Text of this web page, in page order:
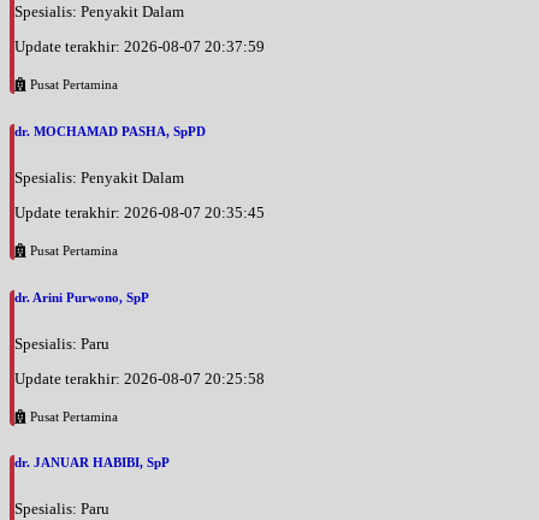
Spesialis: Penyakit Dalam
Update terakhir: 2026-08-07 20:37:59
Pusat Pertamina
dr. MOCHAMAD PASHA, SpPD
Spesialis: Penyakit Dalam
Update terakhir: 2026-08-07 20:35:45
Pusat Pertamina
dr. Arini Purwono, SpP
Spesialis: Paru
Update terakhir: 2026-08-07 20:25:58
Pusat Pertamina
dr. JANUAR HABIBI, SpP
Spesialis: Paru